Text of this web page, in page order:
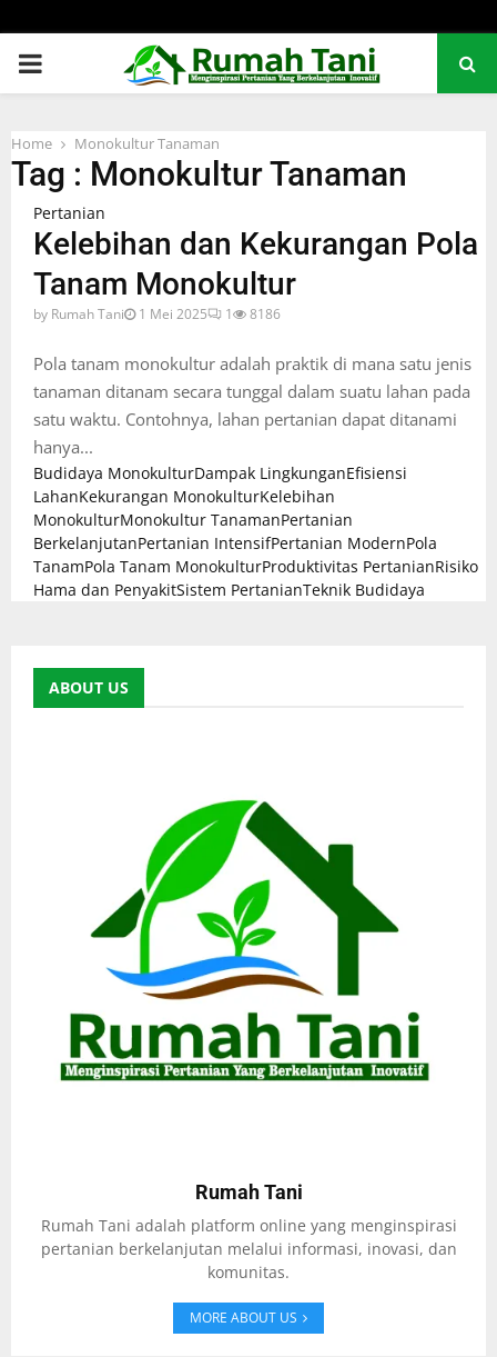
PRIMARY
Home Monokultur Tanaman
Tag : Monokultur Tanaman
Pertanian
Kelebihan dan Kekurangan Pola
Tanam Monokultur
by Rumah Tani 1 Mei 2025 1 8186
Pola tanam monokultur adalah praktik di mana satu jenis
tanaman ditanam secara tunggal dalam suatu lahan pada
satu waktu. Contohnya, lahan pertanian dapat ditanami
hanya...
Budidaya MonokulturDampak LingkunganEfisiensi
LahanKekurangan MonokulturKelebihan
MonokulturMonokultur TanamanPertanian
BerkelanjutanPertanian IntensifPertanian ModernPola
TanamPola Tanam MonokulturProduktivitas PertanianRisiko
Hama dan PenyakitSistem PertanianTeknik Budidaya
ABOUT US
Rumah Tani
Rumah Tani adalah platform online yang menginspirasi
pertanian berkelanjutan melalui informasi, inovasi, dan
komunitas.
MORE ABOUT US